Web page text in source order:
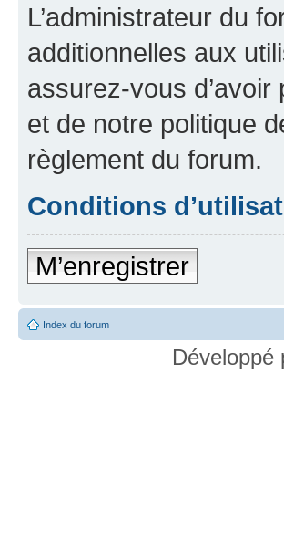
L’administrateur du
additionnelles aux
assurez-vous
et de notre politique
règlement du forum.
Conditions
M’enregistrer
Index du forum
Développé